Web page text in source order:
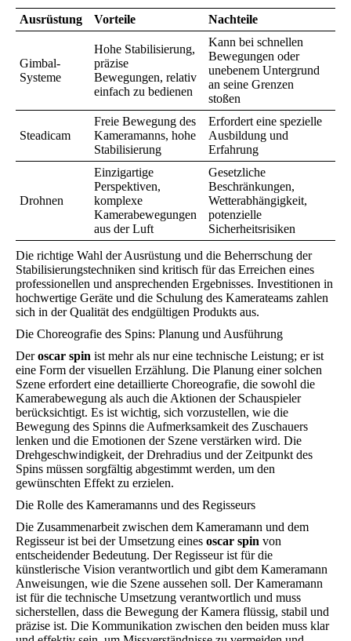
Ausrüstung
Vorteile Nachteile
Gimbal-
Systeme
Hohe Stabilisierung,
präzise
Bewegungen, relativ
einfach zu bedienen
Kann bei schnellen
Bewegungen oder
unebenem Untergrund
an seine Grenzen
stoßen
Steadicam
Freie Bewegung des
Kameramanns, hohe
Stabilisierung
Erfordert eine spezielle
Ausbildung und
Erfahrung
Drohnen
Einzigartige
Perspektiven,
komplexe
Kamerabewegungen
aus der Luft
Gesetzliche
Beschränkungen,
Wetterabhängigkeit,
potenzielle
Sicherheitsrisiken
Die richtige Wahl der Ausrüstung und die Beherrschung der
Stabilisierungstechniken sind kritisch für das Erreichen eines
professionellen und ansprechenden Ergebnisses. Investitionen in
hochwertige Geräte und die Schulung des Kamerateams zahlen
sich in der Qualität des endgültigen Produkts aus.
Die Choreografie des Spins: Planung und Ausführung
Deroscar spin ist mehr als nur eine technische Leistung; er ist
eine Form der visuellen Erzählung. Die Planung einer solchen
Szene erfordert eine detaillierte Choreografie, die sowohl die
Kamerabewegung als auch die Aktionen der Schauspieler
berücksichtigt. Es ist wichtig, sich vorzustellen, wie die
Bewegung des Spinns die Aufmerksamkeit des Zuschauers
lenken und die Emotionen der Szene verstärken wird. Die
Drehgeschwindigkeit, der Drehradius und der Zeitpunkt des
Spins müssen sorgfältig abgestimmt werden, um den
gewünschten Effekt zu erzielen.
Die Rolle des Kameramanns und des Regisseurs
Die Zusammenarbeit zwischen dem Kameramann und dem
Regisseur ist bei der Umsetzung eines oscar spin von
entscheidender Bedeutung. Der Regisseur ist für die
künstlerische Vision verantwortlich und gibt dem Kameramann
Anweisungen, wie die Szene aussehen soll. Der Kameramann
ist für die technische Umsetzung verantwortlich und muss
sicherstellen, dass die Bewegung der Kamera flüssig, stabil und
präzise ist. Die Kommunikation zwischen den beiden muss klar